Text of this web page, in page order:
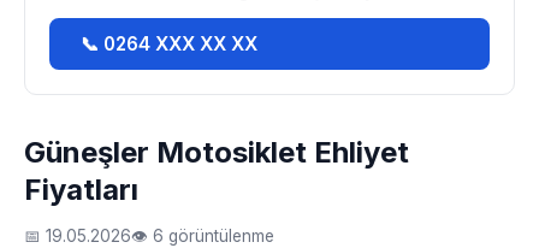
Güneşler Motosiklet Ehliyet
Fiyatları
📅 19.05.2026👁 6 görüntülenme
📞 0264 XXX XX XX